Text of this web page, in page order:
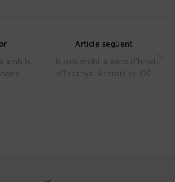
amb la
Article següent
Usuaris mòbil a webs d’hotel
d’Espanya: Android vs iOS